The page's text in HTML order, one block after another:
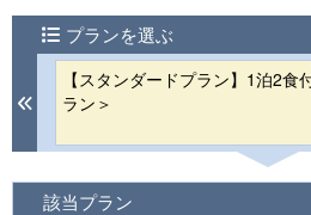
プランを選ぶ
Previous
【スタンダードプラン】1泊2食
ラン＞
該当プラン